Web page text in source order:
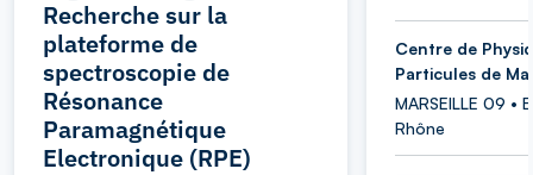
Recherche sur la
plateforme de
spectroscopie de
Résonance
Paramagnétique
Electronique (RPE)
Centre de
Particules de
MARSEILLE 09 •
Rhône